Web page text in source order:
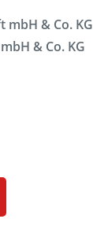
mbH & Co. KG
& Co. KG